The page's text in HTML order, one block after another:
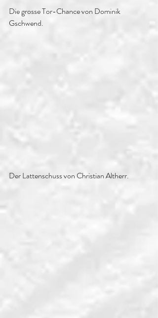
Die grosse Tor-Chance von Dominik
Gschwend.
Der Lattenschuss von Christian Altherr.